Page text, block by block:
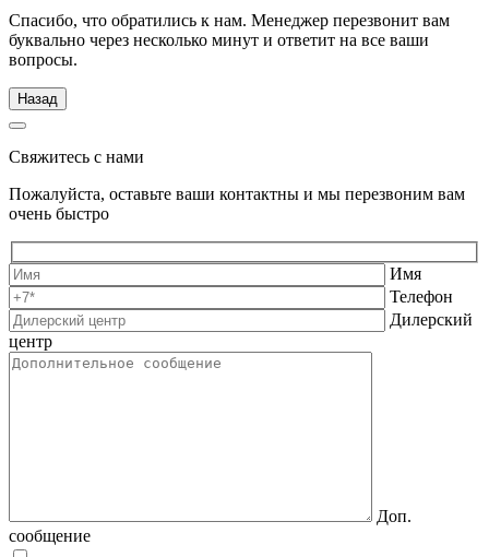
Спасибо, что обратились к нам. Менеджер перезвонит вам
буквально через несколько минут и ответит на все ваши
вопросы.
Назад
Свяжитесь с нами
Пожалуйста, оставьте ваши контактны и мы перезвоним вам
очень быстро
Имя
Телефон
Дилерский
центр
Доп.
сообщение